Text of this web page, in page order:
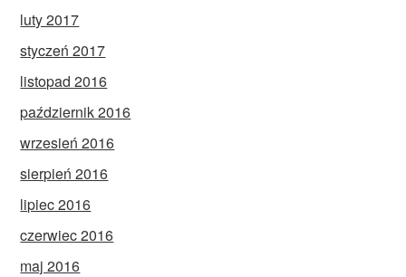
luty 2017
styczeń 2017
listopad 2016
październik 2016
wrzesień 2016
sierpień 2016
lipiec 2016
czerwiec 2016
maj 2016